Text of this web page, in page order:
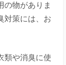
の物がありま
対策には、お
類や消臭に使